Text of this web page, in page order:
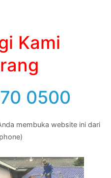
Kami
0500
membuka website ini dari